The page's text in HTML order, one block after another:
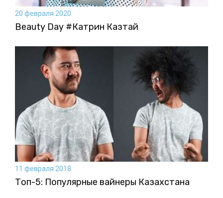
20 февраля 2020
Beauty Day #Катрин Казтай
11 февраля 2018
Топ-5: Популярные вайнеры Казахстана